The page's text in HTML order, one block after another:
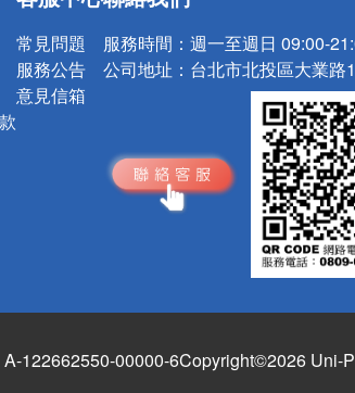
常見問題
服務公告
意見信箱
服務時間： 週一至週日 09:00-
公司地址： 台北市北投區大業路
122662550-00000-6Copyright©2026 Uni-